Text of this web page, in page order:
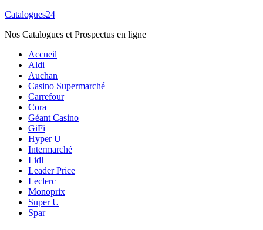
Catalogues24
Nos Catalogues et Prospectus en ligne
Accueil
Aldi
Auchan
Casino Supermarché
Carrefour
Cora
Géant Casino
GiFi
Hyper U
Intermarché
Lidl
Leader Price
Leclerc
Monoprix
Super U
Spar